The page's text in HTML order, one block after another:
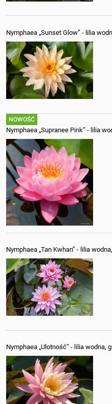
Nymphaea „Sunset Glow” - lilia
Nymphaea „Supranee Pink” - lilia
NOWOŚĆ
Nymphaea „Tan Kwhan” - lilia
Nymphaea „Ulotność” - lilia wodna,